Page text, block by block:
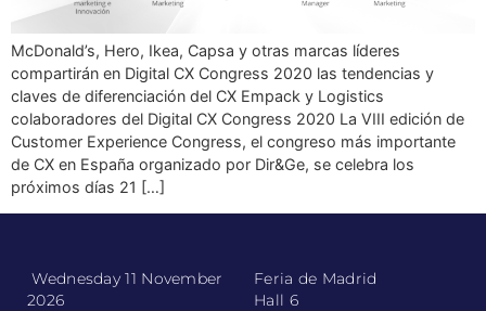
McDonald’s, Hero, Ikea, Capsa y otras marcas líderes
compartirán en Digital CX Congress 2020 las tendencias y
claves de diferenciación del CX Empack y Logistics
colaboradores del Digital CX Congress 2020 La VIII edición de
Customer Experience Congress, el congreso más importante
de CX en España organizado por Dir&Ge, se celebra los
próximos días 21 […]
Wednesday 11 November
2026
Feria de Madrid
Hall 6